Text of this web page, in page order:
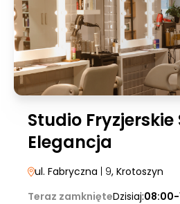
Studio Fryzjerskie
Elegancja
ul. Fabryczna | 9, Krotoszyn
Teraz zamknięteDzisiaj:08:00-